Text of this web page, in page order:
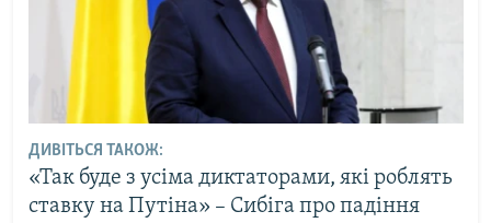
ДИВІТЬСЯ ТАКОЖ:
«Так буде з усіма диктаторами, які роблять
ставку на Путіна» – Сибіга про падіння